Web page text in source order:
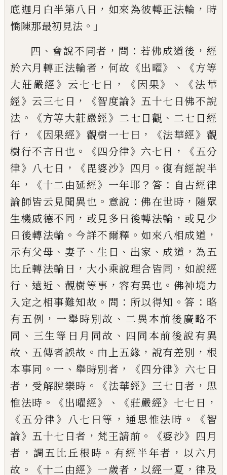
底迦月白半第八日 ， 如來為彼轉正法輪 ， 時
憍陳那最初見法 。」
四 、 會說不同者 ， 問 ：若佛成道後 ， 經
於六月轉正法輪者 ， 何故 《出曜》、《方等
大莊嚴經》 云七七日 ， 《 因果》、《法華
經》 云三七日 ，《智度論》 五十七日佛不說
法 。《方等大莊嚴經》 二七日觀 、 二七日 經
行 ，《因果經》 觀樹一七日 ，《法華經》 觀
樹行不言日也 。《四分律》 六七日 ，《五分
律》 八七日 ，《 毘婆沙》 四月 。復有經說半
年 ，《十二由延經》 一年耶 ？ 答 ： 自古經律
論師皆云見聞異也 。 意說 ：佛在世時 ， 隨眾
生機威德不同 ， 或見多 日後轉法輪 ， 或見少
日後轉法輪 。 今詳不爾釋 。 如來八相成道 ，
示有父母 、 妻子 、生 日 、 出家 、 成道 ， 為五
比丘轉法輪日 ， 大小乘說理合皆同 ， 如說經
行 、遠近 、 觀樹等事 ， 容有異也 。 佛神境力
入定之相事難知故 。 問 ： 所以得知 。答 ： 略
有五例 ， 一舉時別故 、 二異本前後廣略不
同 、 三生等日月同故 、 四同本前後說有異
故 、 五傳者誤故 。 由上五緣 ， 說有差別 ， 根
本事同 。 一 、 舉時別者 ，《四分律》 六七日
者 ， 受解脫樂時 。《法華經》 三七日者 ， 思
惟法時 。《出曜經》、《莊嚴經》 七七日 ，
《五分律》 八七日等 ， 通思惟法時 。《智
論》 五十七日者 ， 梵王請前 。《婆沙》 四月
者 ， 調五比丘根時 。 有經半年者 ， 以六月
故 。《十二由經》 一歲者 ， 以經一夏 ，律及